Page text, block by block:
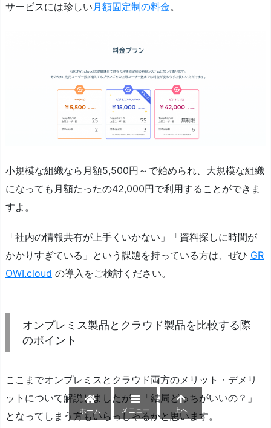
サービスには珍しい月額固定制の料金。
小規模な組織なら月額5,500円～で始められ、大規模な組織
になっても月額たったの42,000円で利用することができま
すよ。
「社内の情報共有が上手くいかない」「資料探しに時間が
かかりすぎている」という課題を持っている方は、ぜひ GR
OWI.cloud の導入をご検討ください。
オンプレミス製品とクラウド製品を比較する際
のポイント
ここまでオンプレミスとクラウド両方のメリット・デメリ
ットについて解説しましたが、「結局どっちがいいの？」
となってしまう方もいらっしゃるかと思います。
ホーム メニュー 上へ